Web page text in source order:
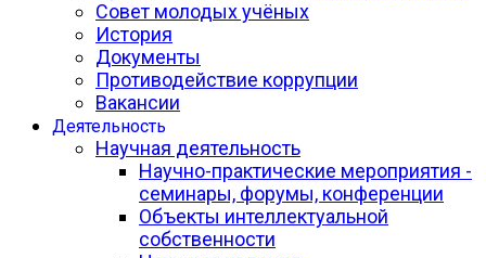
Совет молодых учёных
История
Документы
Противодействие коррупции
Вакансии
Деятельность
Научная деятельность
Научно-практические мероприятия -
семинары, форумы, конференции
Объекты интеллектуальной
собственности